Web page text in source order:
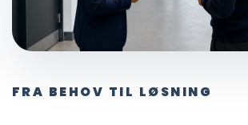
FRA BEHOV TIL LØSNING